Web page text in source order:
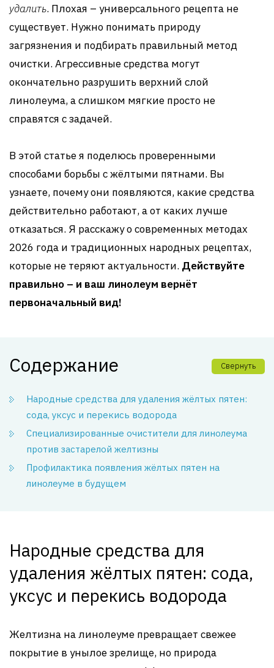
удалить. Плохая – универсального рецепта не
существует. Нужно понимать природу
загрязнения и подбирать правильный метод
очистки. Агрессивные средства могут
окончательно разрушить верхний слой
линолеума, а слишком мягкие просто не
справятся с задачей.
В этой статье я поделюсь проверенными
способами борьбы с жёлтыми пятнами. Вы
узнаете, почему они появляются, какие средства
действительно работают, а от каких лучше
отказаться. Я расскажу о современных методах
2026 года и традиционных народных рецептах,
которые не теряют актуальности. Действуйте
правильно – и ваш линолеум вернёт
первоначальный вид!
Содержание Свернуть
Народные средства для удаления жёлтых пятен:
сода, уксус и перекись водорода
Специализированные очистители для линолеума
против застарелой желтизны
Профилактика появления жёлтых пятен на
линолеуме в будущем
Народные средства для
удаления жёлтых пятен: сода,
уксус и перекись водорода
Желтизна на линолеуме превращает свежее
покрытие в унылое зрелище, но природа